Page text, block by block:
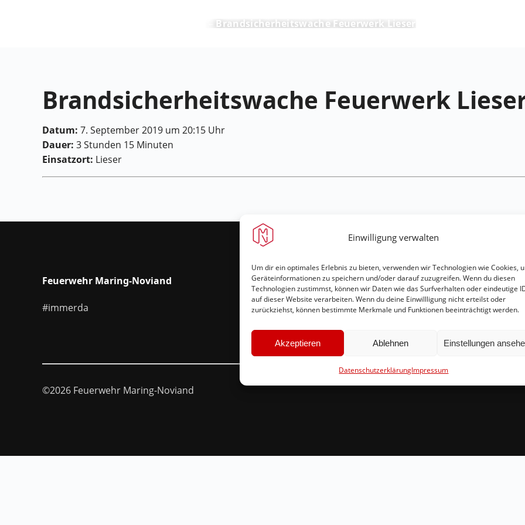
Einwilligung verwalten
Um dir ein optimales Erlebnis zu bieten, verwenden wir Technologien wie Cookies,
Geräteinformationen zu speichern und/oder darauf zuzugreifen. Wenn du diesen
Technologien zustimmst, können wir Daten wie das Surfverhalten oder eindeutige
auf dieser Website verarbeiten. Wenn du deine Einwillligung nicht erteilst oder
zurückziehst, können bestimmte Merkmale und Funktionen beeinträchtigt werden.
Akzeptieren Ablehnen Einstellungen
DatenschutzerklärungImpressum
Brandsicherheitswache Feuerwerk Lieser
Brandsicherheitswache Feuerwerk
Datum: 7. September 2019 um 20:15 Uhr
Dauer: 3 Stunden 15 Minuten
Einsatzort: Lieser
Feuerwehr Maring-Noviand
#immerda
Schnellinks
Instagram
Mitglied werden
©2026 Feuerwehr Maring-Noviand